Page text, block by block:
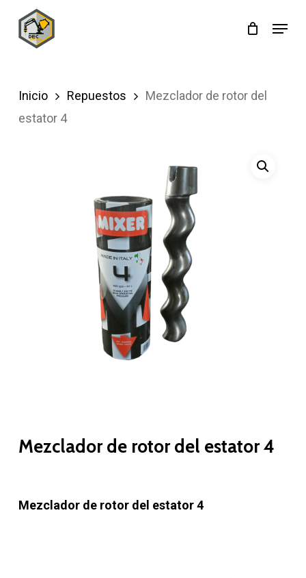
Menu
Inicio Repuestos
Mezclador de rotor del
estator 4
Mezclador de rotor del estator 4
Mezclador de rotor del estator 4